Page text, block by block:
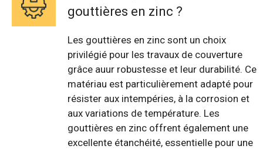
gouttières en zinc ?
Les gouttières en zinc sont un choix
privilégié pour les travaux de couverture
grâce auur robustesse et leur durabilité. Ce
matériau est particulièrement adapté pour
résister aux intempéries, à la corrosion et
aux variations de température. Les
gouttières en zinc offrent également une
excellente étanchéité, essentielle pour une